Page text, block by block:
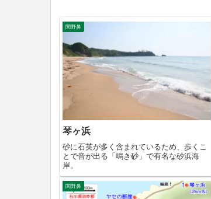
関野鼻
琴ヶ浜
砂に石英が多く含まれているため、歩くこ
とで音が出る「鳴き砂」で有名な砂浜海
岸。
関野鼻